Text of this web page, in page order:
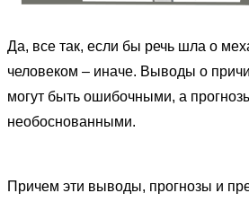
Да, все так, если бы речь шла о
человеком – иначе. Выводы о
могут быть ошибочными, а
необоснованными.
Причем эти выводы, прогнозы и